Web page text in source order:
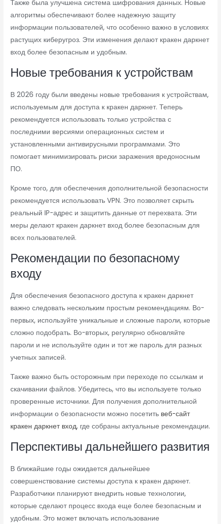
Также была улучшена система шифрования данных. Новые
алгоритмы обеспечивают более надежную защиту
информации пользователей, что особенно важно в условиях
растущих киберугроз. Эти изменения делают кракен даркнет
вход более безопасным и удобным.
Новые требования к устройствам
В 2026 году были введены новые требования к устройствам,
используемым для доступа к кракен даркнет. Теперь
рекомендуется использовать только устройства с
последними версиями операционных систем и
установленными антивирусными программами. Это
помогает минимизировать риски заражения вредоносным
ПО.
Кроме того, для обеспечения дополнительной безопасности
рекомендуется использовать VPN. Это позволяет скрыть
реальный IP-адрес и защитить данные от перехвата. Эти
меры делают кракен даркнет вход более безопасным для
всех пользователей.
Рекомендации по безопасному
входу
Для обеспечения безопасного доступа к кракен даркнет
важно следовать нескольким простым рекомендациям. Во-
первых, используйте уникальные и сложные пароли, которые
сложно подобрать. Во-вторых, регулярно обновляйте
пароли и не используйте один и тот же пароль для разных
учетных записей.
Также важно быть осторожным при переходе по ссылкам и
скачивании файлов. Убедитесь, что вы используете только
проверенные источники. Для получения дополнительной
информации о безопасности можно посетить веб-сайт
кракен даркнет вход, где собраны актуальные рекомендации.
Перспективы дальнейшего развития
В ближайшие годы ожидается дальнейшее
совершенствование системы доступа к кракен даркнет.
Разработчики планируют внедрить новые технологии,
которые сделают процесс входа еще более безопасным и
удобным. Это может включать использование